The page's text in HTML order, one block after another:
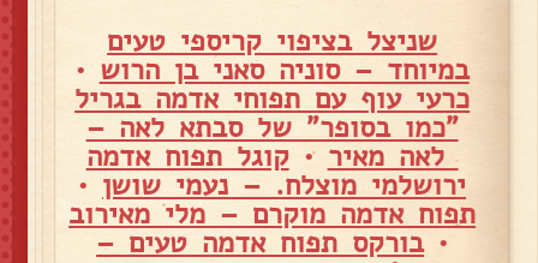
שניצל בציפוי קריספי טעים
במיוחד – סוניה סאני בן הרוש •
כרעי עוף עם תפוחי אדמה בגריל
"כמו בסופר" של סבתא לאה –
לאה מאיר •קוגל תפוח אדמה
ירושלמי מוצלח. – נעמי שושן •
תפוח אדמה מוקרם – מלי מאירוב
•בורקס תפוח אדמה טעים –